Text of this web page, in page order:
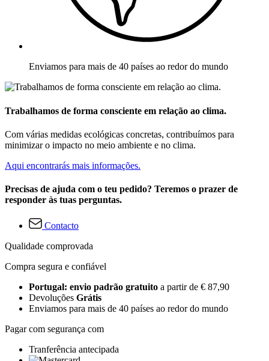
Enviamos para mais de 40 países ao redor do mundo
Trabalhamos de forma consciente em relação ao clima.
Com várias medidas ecológicas concretas, contribuímos para
minimizar o impacto no meio ambiente e no clima.
Aqui encontrarás mais informações.
Precisas de ajuda com o teu pedido? Teremos o prazer de
responder às tuas perguntas.
Contacto
Qualidade comprovada
Compra segura e confiável
Portugal: envio padrão gratuito a partir de € 87,90
Devoluções Grátis
Enviamos para mais de 40 países ao redor do mundo
Pagar com segurança com
Tranferência antecipada